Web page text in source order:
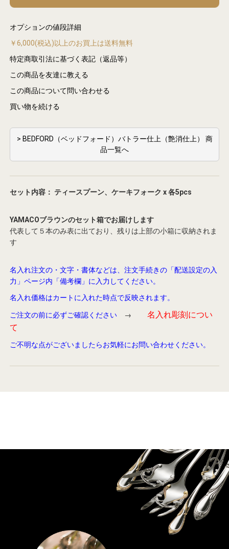
オプションの値段詳細
￥6,000(税込)以上のお買上は送料無料
特定商取引法に基づく表記（返品等）
この商品を友達に教える
この商品について問い合わせる
買い物を続ける
> BEDFORD（ベッドフォード）バトラー仕上（艶消仕上） 商
品一覧へ
セット内容： ティースプーン、ケーキフォーク x 各5pcs
YAMACOブラウンのセット箱でお届けします
代表して５本のみ表に出ており、残りは上部の小箱に収納されま
す
名入れ注文の・文字・書体などは、注文手続きの「配送設定の入
力」ページ内「備考欄」に入力してください。
名入れ価格はカートに入れた時点で反映されます。
ご注文の前に必ずご確認ください →名入れ彫刻につい
て
ご不明な点がございましたらお気軽にお問い合わせください。